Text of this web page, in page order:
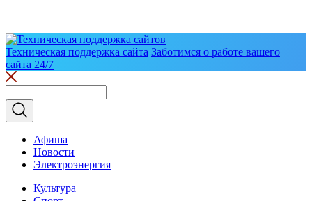
Техническая поддержка сайта Заботимся о работе вашего
сайта 24/7
Афиша
Новости
Электроэнергия
Культура